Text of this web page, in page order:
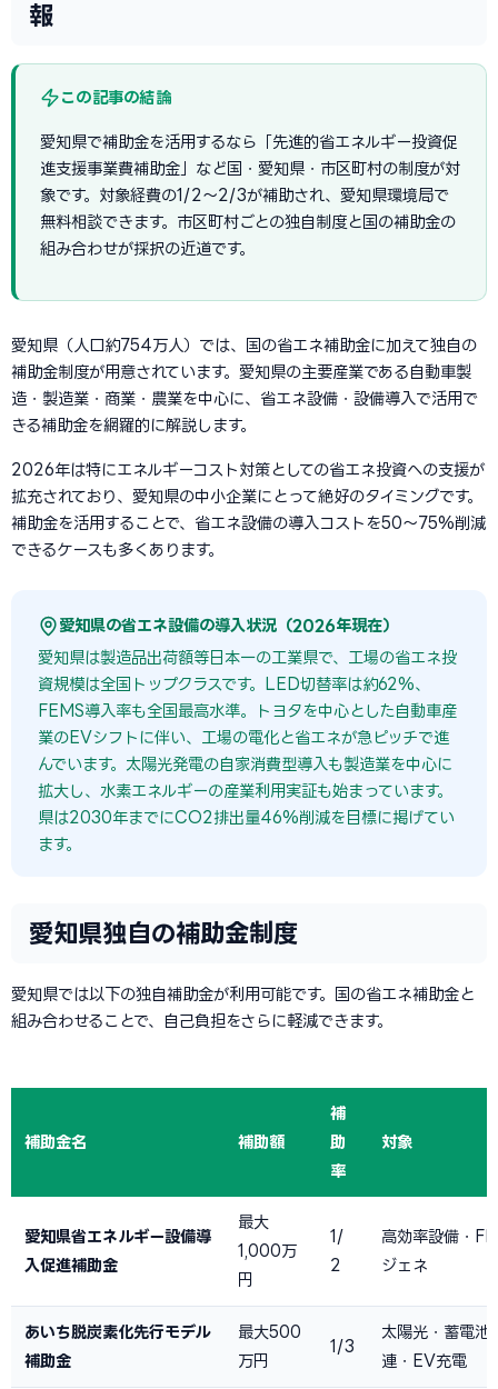
報
この記事の結論
愛知県で補助金を活用するなら「先進的省エネルギー投資促
進支援事業費補助金」など国・愛知県・市区町村の制度が対
象です。対象経費の1/2〜2/3が補助され、愛知県環境局で
無料相談できます。市区町村ごとの独自制度と国の補助金の
組み合わせが採択の近道です。
愛知県（人口約754万人）では、国の省エネ補助金に加えて独自の
補助金制度が用意されています。愛知県の主要産業である自動車製
造・製造業・商業・農業を中心に、省エネ設備・設備導入で活用で
きる補助金を網羅的に解説します。
2026年は特にエネルギーコスト対策としての省エネ投資への支援が
拡充されており、愛知県の中小企業にとって絶好のタイミングです。
補助金を活用することで、省エネ設備の導入コストを50〜75%削減
できるケースも多くあります。
愛知県の省エネ設備の導入状況（2026年現在）
愛知県は製造品出荷額等日本一の工業県で、工場の省エネ投
資規模は全国トップクラスです。LED切替率は約62%、
FEMS導入率も全国最高水準。トヨタを中心とした自動車産
業のEVシフトに伴い、工場の電化と省エネが急ピッチで進
んでいます。太陽光発電の自家消費型導入も製造業を中心に
拡大し、水素エネルギーの産業利用実証も始まっています。
県は2030年までにCO2排出量46%削減を目標に掲げてい
ます。
愛知県独自の補助金制度
愛知県では以下の独自補助金が利用可能です。国の省エネ補助金と
組み合わせることで、自己負担をさらに軽減できます。
補助金名 補助額
補
助
率
対象
愛知県省エネルギー設備導
入促進補助金
最大
1,000万
円
1/
2
高効率設備・
ジェネ
あいち脱炭素化先行モデル
補助金
最大500
万円
1/3
太陽光・蓄電池
連・EV充電